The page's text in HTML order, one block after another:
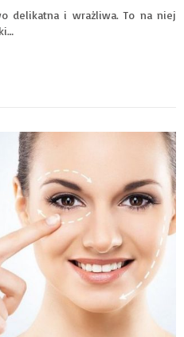
delikatna i wrażliwa. To na niej